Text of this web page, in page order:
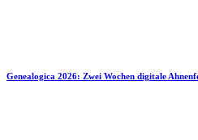
Genealogica 2026: Zwei Wochen digitale